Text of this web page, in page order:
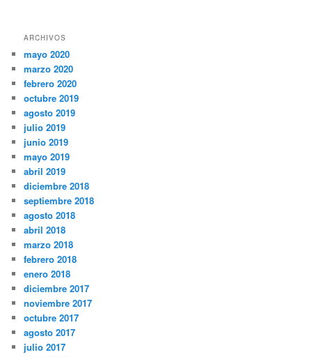
ARCHIVOS
mayo 2020
marzo 2020
febrero 2020
octubre 2019
agosto 2019
julio 2019
junio 2019
mayo 2019
abril 2019
diciembre 2018
septiembre 2018
agosto 2018
abril 2018
marzo 2018
febrero 2018
enero 2018
diciembre 2017
noviembre 2017
octubre 2017
agosto 2017
julio 2017